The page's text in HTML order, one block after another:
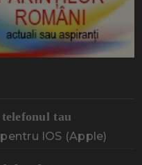
tau
pentru IOS (Apple)